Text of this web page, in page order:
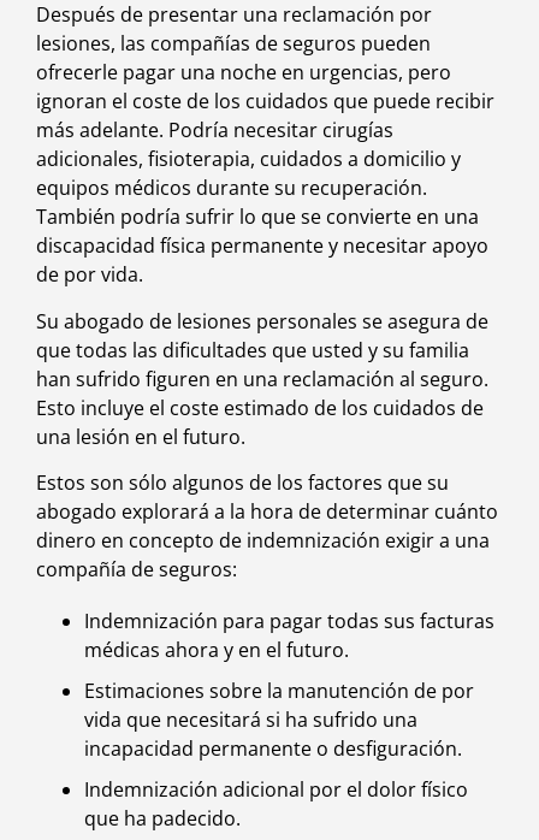
Después de presentar una reclamación por
lesiones, las compañías de seguros pueden
ofrecerle pagar una noche en urgencias, pero
ignoran el coste de los cuidados que puede recibir
más adelante. Podría necesitar cirugías
adicionales, fisioterapia, cuidados a domicilio y
equipos médicos durante su recuperación.
También podría sufrir lo que se convierte en una
discapacidad física permanente y necesitar apoyo
de por vida.
Su abogado de lesiones personales se asegura de
que todas las dificultades que usted y su familia
han sufrido figuren en una reclamación al seguro.
Esto incluye el coste estimado de los cuidados de
una lesión en el futuro.
Estos son sólo algunos de los factores que su
abogado explorará a la hora de determinar cuánto
dinero en concepto de indemnización exigir a una
compañía de seguros:
Indemnización para pagar todas sus facturas
médicas ahora y en el futuro.
Estimaciones sobre la manutención de por
vida que necesitará si ha sufrido una
incapacidad permanente o desfiguración.
Indemnización adicional por el dolor físico
que ha padecido.